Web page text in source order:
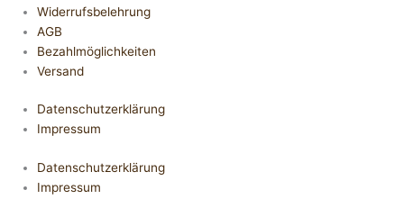
Widerrufsbelehrung
AGB
Bezahlmöglichkeiten
Versand
Datenschutzerklärung
Impressum
Datenschutzerklärung
Impressum